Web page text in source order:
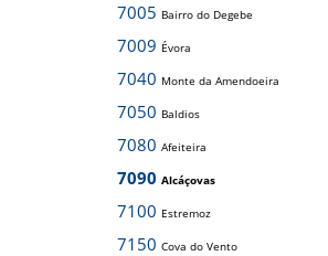
7005 Bairro do Degebe
7009 Évora
7040 Monte da Amendoeira
7050 Baldios
7080 Afeiteira
7090 Alcáçovas
7100 Estremoz
7150 Cova do Vento